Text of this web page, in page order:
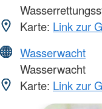
Karte: Link zur
Wasserwacht
Wasserwacht
Karte: Link zur